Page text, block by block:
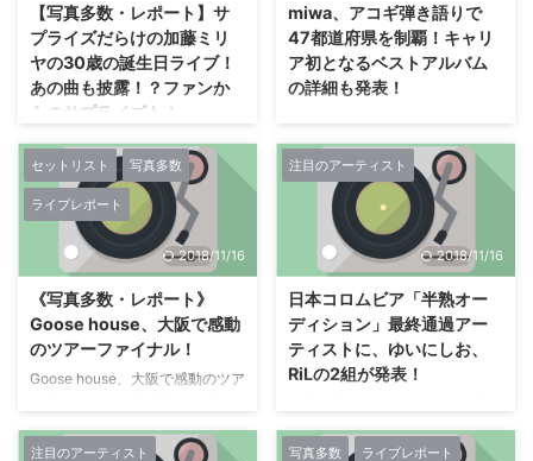
明寺 （浄土真宗）で女性住職を
務める 三浦明利 は、 過去に 「ち
ふれ化粧品」 のCMに起用された
ほか、 テレビ朝日系 「お坊さん
バラエティ ぶっちゃけ寺」 や
ック」 などに出演し、 袈裟姿で
ギ ...
（読み：ことね）の初のミニ・ア
ルバム『願い』のリード曲“願
い”のミュージック・ビデオを公
開しました。 「ワン! チャン!!～
戦～」 グランプリ獲得記念盤と
してのリリースとなる本作。 リ
ード曲「願い」のミュージック・
ビデオは、 彼女が持つ凛とした
透明感のある歌声を最大限に活か
すべく、 琴音の ...
【写真多数・レポート】サ
プライズだらけの加藤ミリ
ヤの30歳の誕生日ライブ！
あの曲も披露！？ファンか
らのサプライズも！
加藤ミリヤが30歳の誕生日を迎
えた6月22日(金)に、 新木場コー
ストにファンを集めて誕生日ライ
ブ”BIRTHDAY BASH LIVE
2018”が実施された。 当日、 開
場前の16時から現場では今週リリ
『Femme Fatale』のCDジャケッ
ト写真の 巨大パネルが掲げら
れ、 衣装が花びらを敷き詰めた
ようなものであることから、 来
いて造花を作りパネルに敷き詰め
てもらい、 巨大な“立体ジャケ
miwa、アコギ弾き語りで
47都道府県を制覇！キャリ
ア初となるベストアルバム
の詳細も発表！
が、 6月10日(日)に神奈川県・横
浜アリーナにて、 アコギ弾き語
りツアー『miwa acoustic live
tour 2018 ～acoguissimo～』の
最終公演を開催した。
『acoguissimo（読み方：アコギ
覇を目指して、 2011年11月2日の
石川公演から開始した、 アコギ
弾き語りによる単独ツアー。 今
年3月からは最終章となる第4弾
年、 47都道 ...
セットリスト 写真多数
ライブレポート
2018/11/16
《写真多数・レポート》
Goose house、大阪で感動
のツアーファイナル！
Goose house、大阪で感動のツア
リジナルを含むその動画総再生数
注目のアーティスト
2018/11/16
日本コロムビア「半熟オー
ディション」最終通過アー
ティストに、ゆいにしお、
RiLの2組が発表！
ーディション」最終通過アーティ
ストに、ゆいにしお、RiLの2組が
注目のアーティスト 写真多数 ライブレポート